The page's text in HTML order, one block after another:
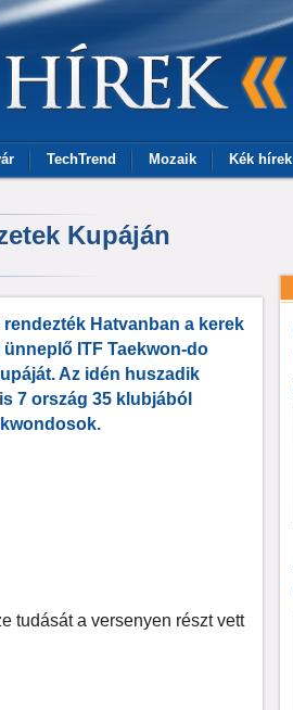
TechTrend Mozaik Kék hírek
Kupáján
rendezték Hatvanban a kerek
ITF Taekwon-do
Az idén huszadik
7 ország 35 klubjából
tudását a versenyen részt vett